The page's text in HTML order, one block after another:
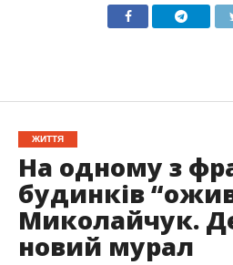
ЖИТТЯ
На одному з
будинків
Миколайчук.
новий мурал